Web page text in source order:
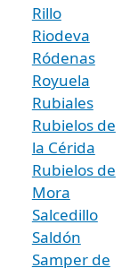
Rillo
Riodeva
Ródenas
Royuela
Rubiales
Rubielos de
la Cérida
Rubielos de
Mora
Salcedillo
Saldón
Samper de